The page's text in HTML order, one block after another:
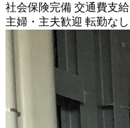
社会保険完備 交通費支給
主婦・主夫歓迎 転勤なし